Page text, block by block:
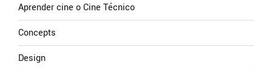
Aprender cine o Cine Técnico
Concepts
Design